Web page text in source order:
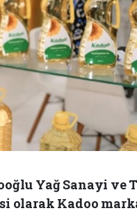
Yağ Sanayi ve
olarak Kadoo